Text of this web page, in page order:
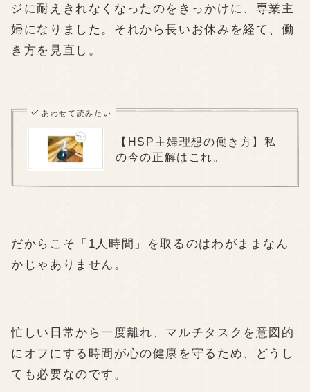
ジに耐えきれなくなったのをきっかけに、専業主
婦になりました。それから長いお休みを経て、働
き方を見直し。
あわせて読みたい
【HSP主婦理想の働き方】私
の今の正解はこれ。
だからこそ「1人時間」を取るのはわがままなん
かじゃありません。
忙しい日常から一度離れ、マルチタスクを意図的
にオフにする時間が心の健康を守るため、どうし
ても必要なのです。